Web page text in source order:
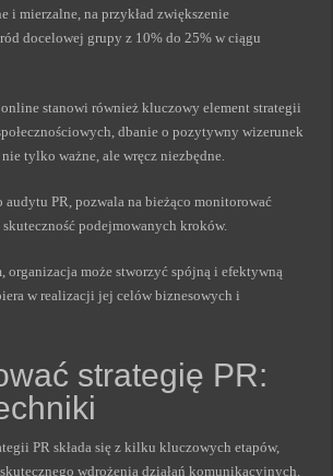
i mierzalne, na przykład zwiększenie
docelowej grupy z 10% do 25% w ciągu
stanowi również kluczowy element strategii
dbanie o pozytywny wizerunek
tylko ważne, ale wręcz niezbędne.
audytu PR, pozwala na bieżąco monitorować
skuteczność podejmowanych kroków.
organizacja może stworzyć spójną i efektywną
w realizacji jej celów biznesowych i
strategię PR:
PR składa się z kilku kluczowych etapów,
wdrożenia działań komunikacyjnych.